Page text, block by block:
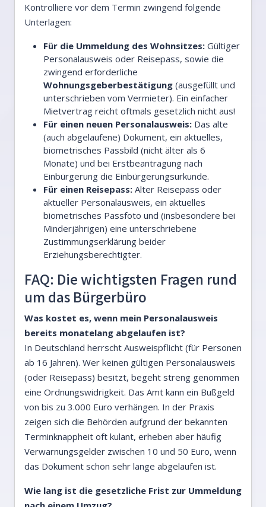
Kontrolliere vor dem Termin zwingend folgende
Unterlagen:
Für die Ummeldung des Wohnsitzes: Gültiger
Personalausweis oder Reisepass, sowie die
zwingend erforderliche
Wohnungsgeberbestätigung (ausgefüllt und
unterschrieben vom Vermieter). Ein einfacher
Mietvertrag reicht oftmals gesetzlich nicht aus!
Für einen neuen Personalausweis: Das alte
(auch abgelaufene) Dokument, ein aktuelles,
biometrisches Passbild (nicht älter als 6
Monate) und bei Erstbeantragung nach
Einbürgerung die Einbürgerungsurkunde.
Für einen Reisepass: Alter Reisepass oder
aktueller Personalausweis, ein aktuelles
biometrisches Passfoto und (insbesondere bei
Minderjährigen) eine unterschriebene
Zustimmungserklärung beider
Erziehungsberechtigter.
FAQ: Die wichtigsten Fragen rund
um das Bürgerbüro
Was kostet es, wenn mein Personalausweis
bereits monatelang abgelaufen ist?
In Deutschland herrscht Ausweispflicht (für Personen
ab 16 Jahren). Wer keinen gültigen Personalausweis
(oder Reisepass) besitzt, begeht streng genommen
eine Ordnungswidrigkeit. Das Amt kann ein Bußgeld
von bis zu 3.000 Euro verhängen. In der Praxis
zeigen sich die Behörden aufgrund der bekannten
Terminknappheit oft kulant, erheben aber häufig
Verwarnungsgelder zwischen 10 und 50 Euro, wenn
das Dokument schon sehr lange abgelaufen ist.
Wie lang ist die gesetzliche Frist zur Ummeldung